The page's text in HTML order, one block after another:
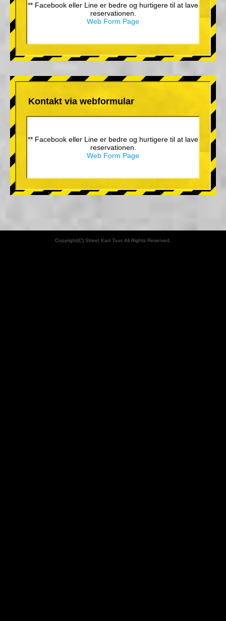
** Facebook eller Line er bedre og hurtigere til at lave
reservationen.
Web Form Page
Kontakt via webformular
** Facebook eller Line er bedre og hurtigere til at lave
reservationen.
Web Form Page
Copyright(C) Street Kart Tour. All Rights Reserved.